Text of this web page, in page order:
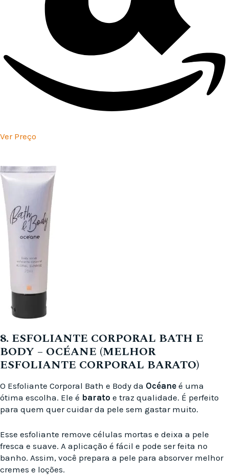
Ver Preço
8. ESFOLIANTE CORPORAL BATH E
BODY – OCÉANE (MELHOR
ESFOLIANTE CORPORAL BARATO)
O Esfoliante Corporal Bath e Body da Océane é uma
ótima escolha. Ele é barato e traz qualidade. É perfeito
para quem quer cuidar da pele sem gastar muito.
Esse esfoliante remove células mortas e deixa a pele
fresca e suave. A aplicação é fácil e pode ser feita no
banho. Assim, você prepara a pele para absorver melhor
cremes e loções.